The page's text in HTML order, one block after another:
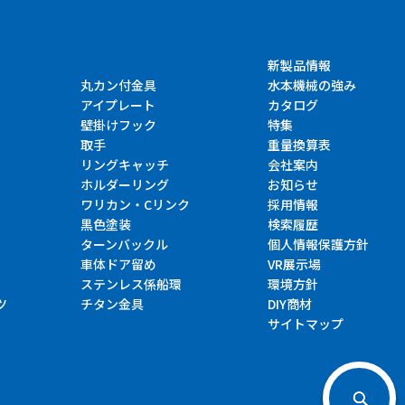
丸カン付金具
アイプレート
壁掛けフック
取手
リングキャッチ
ホルダーリング
ワリカン・Cリンク
黒色塗装
ターンバックル
車体ドア留め
ステンレス係船環
チタン金具
新製品情報
水本機械の強み
カタログ
特集
重量換算表
会社案内
お知らせ
採用情報
検索履歴
個人情報保護方針
VR展示場
環境方針
DIY商材
サイトマップ